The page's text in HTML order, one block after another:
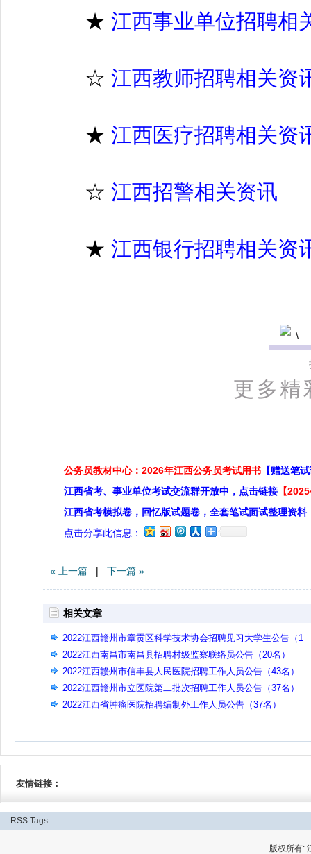
★ 江西事业单位招聘相
☆ 江西教师招聘相关资
★ 江西医疗招聘相关资
☆ 江西招警相关资讯
★ 江西银行招聘相关资
更多精
公务员教材中心：2026年江西公务员考试用书 【赠送笔
江西省考、事业单位考试交流群开放中，点击链接 【
江西省考模拟卷，回忆版试题卷，全套笔试面试整理资料
点击分享此信息：
« 上一篇 | 下一篇 »
相关文章
2022江西赣州市章贡区科学技术协会招聘见习大学生公告（1
名）
2022江西南昌市南昌县招聘村级监察联络员公告（20名）
2022江西赣州市信丰县人民医院招聘工作人员公告（43名）
2022江西赣州市立医院第二批次招聘工作人员公告（37名）
2022江西省肿瘤医院招聘编制外工作人员公告（37名）
友情链接：
RSS Tags
版权所有: